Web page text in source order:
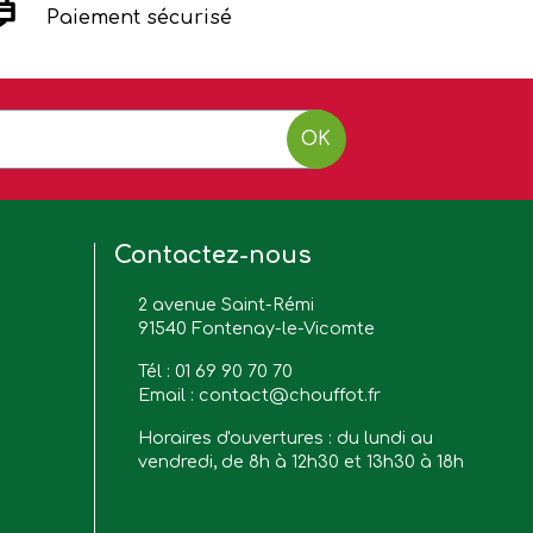
Paiement sécurisé
OK
Contactez-nous
2 avenue Saint-Rémi
91540 Fontenay-le-Vicomte
Tél : 01 69 90 70 70
Email : contact@chouffot.fr
Horaires d'ouvertures : du lundi au
vendredi, de 8h à 12h30 et 13h30 à 18h